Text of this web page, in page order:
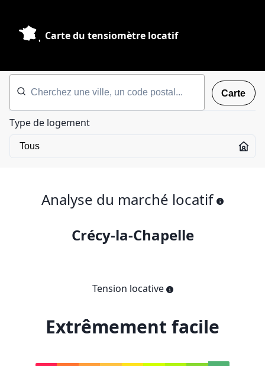
Carte du tensiomètre locatif
Carte
Type de logement
Analyse du marché locatif
Crécy-la-Chapelle
Tension locative
Extrêmement facile